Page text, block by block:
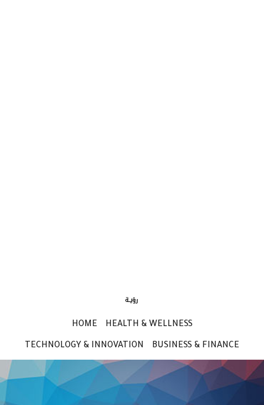
HOME HEALTH & WELLNESS
TECHNOLOGY & INNOVATION BUSINESS & FINANCE